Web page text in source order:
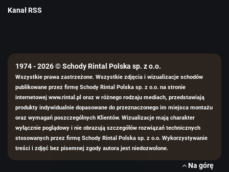
Kanał RSS
1974 - 2026 © Schody Rintal Polska sp. z o.o.
Wszystkie prawa zastrzeżone. Wszystkie zdjęcia i wizualizacje schodów
publikowane przez firmę Schody Rintal Polska sp. z o.o. na stronie
internetowej www.rintal.pl oraz w różnego rodzaju mediach, przedstawiają
produkty indywidualnie dopasowane do przeznaczonego im miejsca montażu
oraz wymagań poszczególnych Klientów. Wizualizacje mają charakter
wyłącznie poglądowy i nie obrazują szczegółów rozwiązań technicznych
stosowanych przez firmę Schody Rintal Polska sp. z o.o. Wykorzystywanie
treści i zdjęć bez pisemnej zgody autora jest niedozwolone.
Na górę